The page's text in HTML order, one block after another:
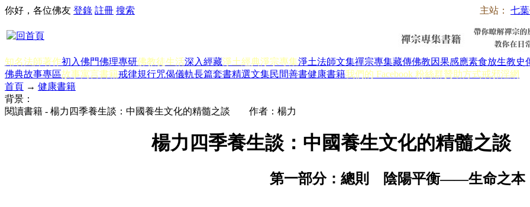
主站： 七
你好，各位佛友 登錄 註冊 搜索
知名法師著作初入佛門佛理專研佛教徒生活深入經藏淨土經典淨宗專集淨土法師文集禪宗專集藏傳佛教因果感應素食放生教史
佛典故事專區故事寓言書籍戒律規行咒偈儀軌長篇套書精選文集民間善書健康書籍我們的 Facebook 粉絲群贊助方式戒邪淫網
首頁 → 健康書籍
背景：
閱讀書籍 - 楊力四季養生談：中國養生文化的精髓之談 作者：楊力
楊力四季養生談：中國養生文化的精髓之
第一部分：總則 陰陽平衡——生命之本